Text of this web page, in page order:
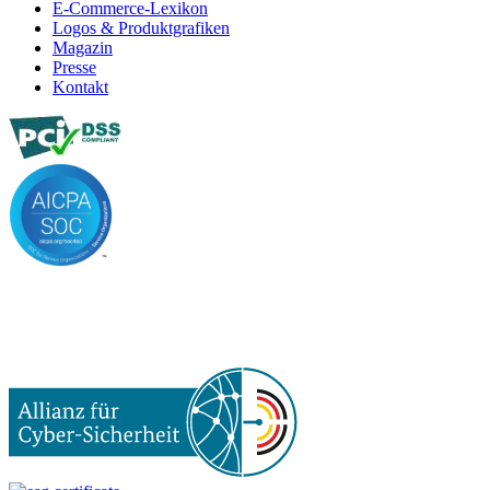
E-Commerce-Lexikon
Logos & Produktgrafiken
Magazin
Presse
Kontakt